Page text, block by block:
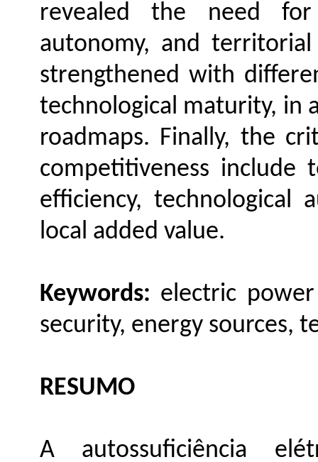
revealed the need for
autonomy, and
strengthened with
technological maturity, in
roadmaps. Finally, the
competitiveness include
efficiency, technological
local added value.
Keywords: electric
security, energy sources,
RESUMO
A autossuficiência